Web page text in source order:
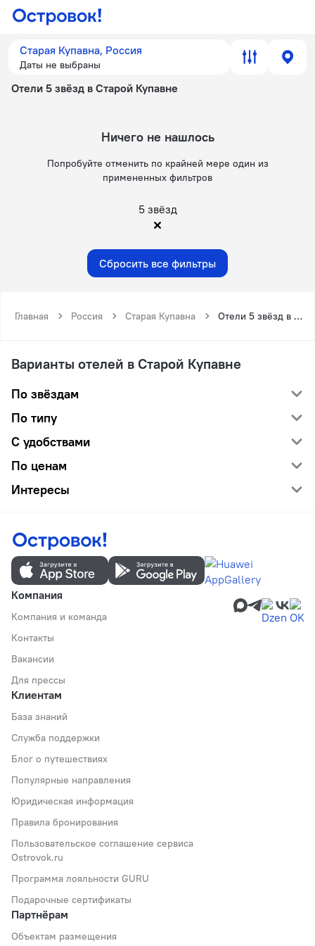
Старая Купавна, Россия
Даты не выбраны
Отели 5 звёзд в Старой Купавне
Ничего не нашлось
Попробуйте отменить по крайней мере один из
примененных фильтров
5 звёзд
Сбросить все фильтры
Главная Россия Старая Купавна Отели 5 звёзд в Старой Купавне
Варианты отелей в Старой Купавне
По звёздам
По типу
С удобствами
По ценам
Интересы
Компания
Компания и команда
Контакты
Вакансии
Для прессы
Клиентам
База знаний
Служба поддержки
Блог о путешествиях
Популярные направления
Юридическая информация
Правила бронирования
Пользовательское соглашение сервиса
Ostrovok.ru
Программа лояльности GURU
Подарочные сертификаты
Партнёрам
Объектам размещения